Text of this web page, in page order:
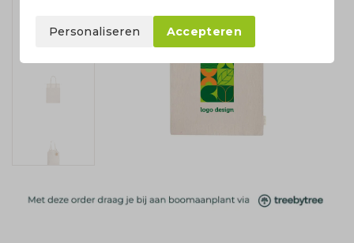
Personaliseren Accepteren